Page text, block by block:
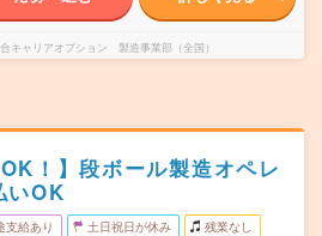
キャリアオプション 製造事業部（全国）
！】段ボール製造オペレ
いOK
支給あり 土日祝日が休み 残業なし